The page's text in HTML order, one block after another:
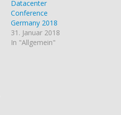
Datacenter
Conference
Germany 2018
31. Januar 2018
In "Allgemein"